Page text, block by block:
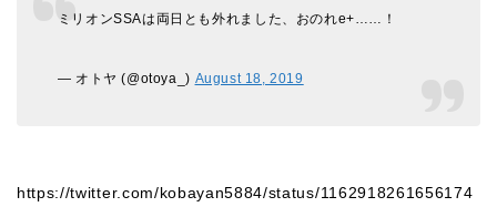
ミリオンSSAは両日とも外れました、おのれe+……！
— オトヤ (@otoya_) August 18, 2019
https://twitter.com/kobayan5884/status/1162918261656174